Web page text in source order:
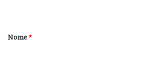
r
Nome*